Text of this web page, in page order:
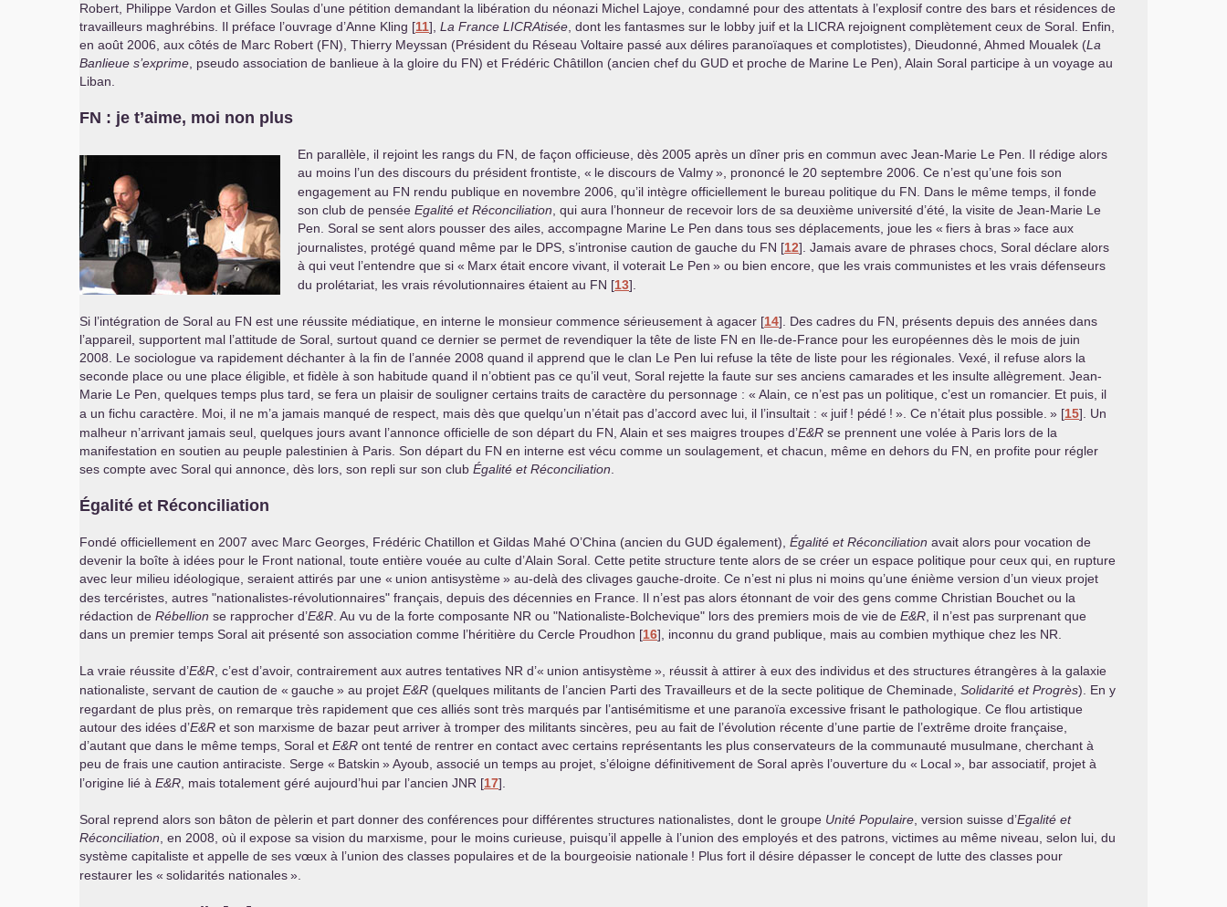
Robert, Philippe Vardon et Gilles Soulas d’une pétition demandant la libération du néonazi Michel Lajoye, condamné pour des attentats à l’explosif contre des bars et résidences de
travailleurs maghrébins. Il préface l’ouvrage d’Anne Kling [11] La France LICRAtisée , dont les fantasmes sur le lobby juif et la LICRA rejoignent complètement ceux de Soral. Enfin,
en août 2006, aux côtés de Marc Robert (FN), Thierry Meyssan (Président du Réseau Voltaire passé aux délires paranoïaques et complotistes), Dieudonné, Ahmed Moualek (La
Banlieue s’exprime , pseudo association de banlieue à la gloire du FN) et Frédéric Châtillon (ancien chef du GUD et proche de Marine Le Pen), Alain Soral participe à un voyage au
Liban.
FN : je t’aime, moi non plus
En parallèle, il rejoint les rangs du FN , de façon officieuse, dès 2005 après un dîner pris en commun avec Jean-Marie Le Pen. Il rédige alors
au moins l’un des discours du président frontiste, « le discours de Valmy», prononcé le 20 septembre 2006. Ce n’est qu’une fois son
engagement au FN rendu publique en novembre 2006, qu’il intègre officiellement le bureau politique du FN . Dans le même temps, il fonde
son club de pensée Egalité et Réconciliation , qui aura l’honneur de recevoir lors de sa deuxième université d’été, la visite de Jean-Marie Le
Pen. Soral se sent alors pousser des ailes, accompagne Marine Le Pen dans tous ses déplacements, joue les « fiers à bras» face aux
journalistes, protégé quand même par le DPS , s’intronise caution de gauche du FN [12] . Jamais avare de phrases chocs, Soral déclare alors
à qui veut l’entendre que si « Marx était encore vivant, il voterait Le Pen » ou bien encore, que les vrais communistes et les vrais défenseurs
du prolétariat, les vrais révolutionnaires étaient au FN [13]
Si l’intégration de Soral au FN est une réussite médiatique, en interne le monsieur commence sérieusement à agacer [14] . Des cadres du FN , présents depuis des années dans
l’appareil, supportent mal l’attitude de Soral, surtout quand ce dernier se permet de revendiquer la tête de liste FN en Ile-de-France pour les européennes dès le mois de juin
2008. Le sociologue va rapidement déchanter à la fin de l’année 2008 quand il apprend que le clan Le Pen lui refuse la tête de liste pour les régionales. Vexé, il refuse alors la
seconde place ou une place éligible, et fidèle à son habitude quand il n’obtient pas ce qu’il veut, Soral rejette la faute sur ses anciens camarades et les insulte allègrement. Jean-
Marie Le Pen, quelques temps plus tard, se fera un plaisir de souligner certains traits de caractère du personnage : « Alain, ce n’est pas un politique, c’est un romancier. Et puis, il
a un fichu caractère. Moi, il ne m’a jamais manqué de respect, mais dès que quelqu’un n’était pas d’accord avec lui, il l’insultait : « juif ! pédé ! ». Ce n’était plus possible. » [15] . Un
malheur n’arrivant jamais seul, quelques jours avant l’annonce officielle de son départ du FN , Alain et ses maigres troupes d’E&R se prennent une volée à Paris lors de la
manifestation en soutien au peuple palestinien à Paris. Son départ du FN en interne est vécu comme un soulagement, et chacun, même en dehors du FN , en profite pour régler
ses compte avec Soral qui annonce, dès lors, son repli sur son club Égalité et Réconciliation
Égalité et Réconciliation
Fondé officiellement en 2007 avec Marc Georges, Frédéric Chatillon et Gildas Mahé O’China (ancien du GUD également), Égalité et Réconciliation avait alors pour vocation de
devenir la boîte à idées pour le Front national, toute entière vouée au culte d’Alain Soral. Cette petite structure tente alors de se créer un espace politique pour ceux qui, en rupture
avec leur milieu idéologique, seraient attirés par une « union antisystème» au-delà des clivages gauche-droite. Ce n’est ni plus ni moins qu’une énième version d’un vieux projet
des tercéristes, autres "nationalistes-révolutionnaires" français, depuis des décennies en France. Il n’est pas alors étonnant de voir des gens comme Christian Bouchet ou la
rédaction de Rébellion se rapprocher d’E&R . Au vu de la forte composante NR ou "Nationaliste-Bolchevique" lors des premiers mois de vie de E&R , il n’est pas surprenant que
dans un premier temps Soral ait présenté son association comme l’héritière du Cercle Proudhon [16] , inconnu du grand publique, mais au combien mythique chez les NR
La vraie réussite d’E&R , c’est d’avoir, contrairement aux autres tentatives NR d’« union antisystème», réussit à attirer à eux des individus et des structures étrangères à la galaxie
nationaliste, servant de caution de « gauche» au projet E&R (quelques militants de l’ancien Parti des Travailleurs et de la secte politique de Cheminade, Solidarité et Progrès). En y
regardant de plus près, on remarque très rapidement que ces alliés sont très marqués par l’antisémitisme et une paranoïa excessive frisant le pathologique. Ce flou artistique
autour des idées d’E&R et son marxisme de bazar peut arriver à tromper des militants sincères, peu au fait de l’évolution récente d’une partie de l’extrême droite française,
d’autant que dans le même temps, Soral et E&R ont tenté de rentrer en contact avec certains représentants les plus conservateurs de la communauté musulmane, cherchant à
peu de frais une caution antiraciste. Serge « Batskin » Ayoub, associé un temps au projet, s’éloigne définitivement de Soral après l’ouverture du « Local», bar associatif, projet à
l’origine lié à E&R , mais totalement géré aujourd’hui par l’ancien JNR [17]
Soral reprend alors son bâton de pèlerin et part donner des conférences pour différentes structures nationalistes, dont le groupe Unité Populaire , version suisse d’Egalité et
Réconciliation , en 2008, où il expose sa vision du marxisme, pour le moins curieuse, puisqu’il appelle à l’union des employés et des patrons, victimes au même niveau, selon lui, du
système capitaliste et appelle de ses vœux à l’union des classes populaires et de la bourgeoisie nationale ! Plus fort il désire dépasser le concept de lutte des classes pour
restaurer les « solidarités nationales».